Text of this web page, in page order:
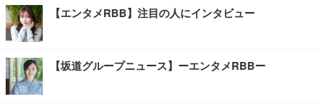
【エンタメRBB】注目の人にインタビュー
【坂道グループニュース】ーエンタメRBBー